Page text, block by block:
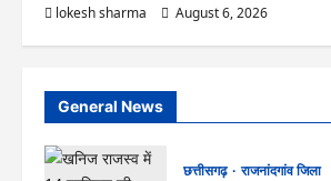
lokesh sharma
August 6, 2026
General News
छत्तीसगढ़
राजनांदगांव जिला